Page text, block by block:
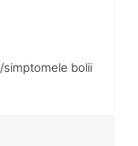
simptomele bolii